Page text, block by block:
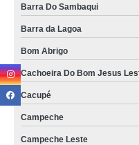
aluguel de planta Campeche
preço de aluguel de plantas
qual o valor de aluguel de
Limões
locação de plantas para
locação de plantas naturais
qual o valor de aluguel de
Barra Do Sambaqui
Barra da Lagoa
Bom Abrigo
Cachoeira Do Bom Jesus
Cacupé
Campeche
Campeche Leste